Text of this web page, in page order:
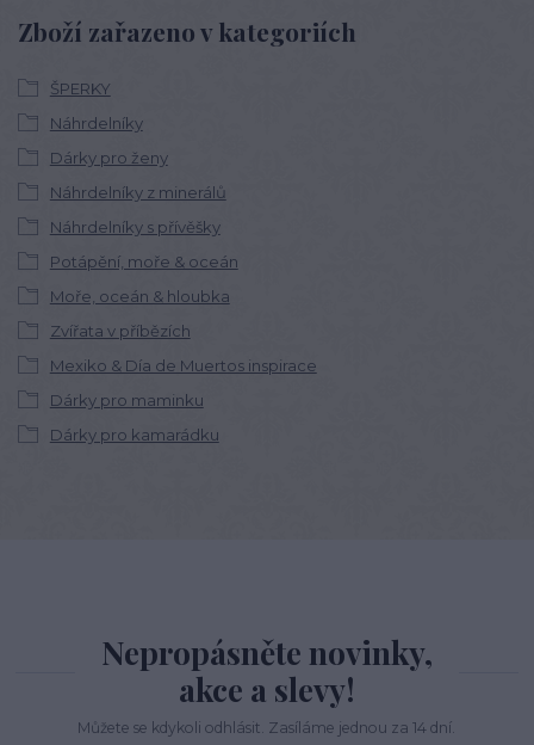
Zboží zařazeno v kategoriích
ŠPERKY
Náhrdelníky
Dárky pro ženy
Náhrdelníky z minerálů
Náhrdelníky s přívěšky
Potápění, moře & oceán
Moře, oceán & hloubka
Zvířata v příbězích
Mexiko & Día de Muertos inspirace
Dárky pro maminku
Dárky pro kamarádku
Nepropásněte novinky,
akce a slevy!
Můžete se kdykoli odhlásit. Zasíláme jednou za 14 dní.